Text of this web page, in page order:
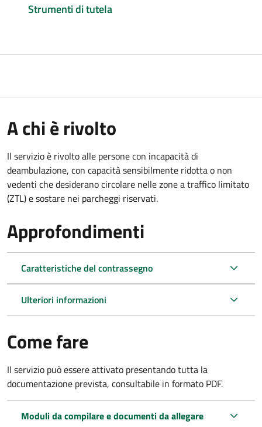
Strumenti di tutela
A chi è rivolto
Il servizio è rivolto alle persone con incapacità di
deambulazione, con capacità sensibilmente ridotta o non
vedenti che desiderano circolare nelle zone a traffico limitato
(ZTL) e sostare nei parcheggi riservati.
Approfondimenti
Caratteristiche del contrassegno
Ulteriori informazioni
Come fare
Il servizio può essere attivato presentando tutta la
documentazione prevista, consultabile in formato PDF.
Moduli da compilare e documenti da allegare